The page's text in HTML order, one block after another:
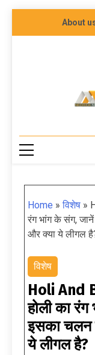
About
Home »विशेष »
रंग भांग के संग,
और क्या ये लीगल
विशेष
Holi And
होली का
इसका
ये लीगल है?